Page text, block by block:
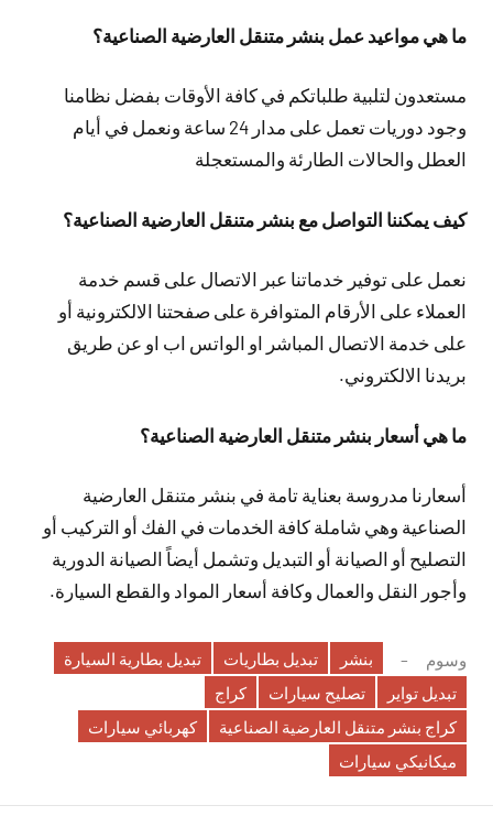
ما هي مواعيد عمل بنشر متنقل العارضية الصناعية؟
مستعدون لتلبية طلباتكم في كافة الأوقات بفضل نظامنا
وجود دوريات تعمل على مدار 24 ساعة ونعمل في أيام
العطل والحالات الطارئة والمستعجلة
كيف يمكننا التواصل مع بنشر متنقل العارضية الصناعية؟
نعمل على توفير خدماتنا عبر الاتصال على قسم خدمة
العملاء على الأرقام المتوافرة على صفحتنا الالكترونية أو
على خدمة الاتصال المباشر او الواتس اب او عن طريق
بريدنا الالكتروني.
ما هي أسعار بنشر متنقل العارضية الصناعية؟
أسعارنا مدروسة بعناية تامة في بنشر متنقل العارضية
الصناعية وهي شاملة كافة الخدمات في الفك أو التركيب أو
التصليح أو الصيانة أو التبديل وتشمل أيضاً الصيانة الدورية
وأجور النقل والعمال وكافة أسعار المواد والقطع السيارة.
وسوم بنشر تبديل بطاريات
تبديل بطارية السيارة
تبديل تواير
تصليح سيارات
كراج
كراج بنشر متنقل العارضية الصناعية
كهربائي سيارات
ميكانيكي سيارات